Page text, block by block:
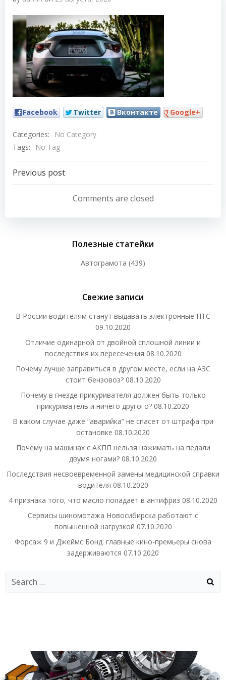
Facebook Twitter Вконтакте Google+
Categories:
No Category
Tags:
No Tag
Навигация
записям
Previous post
Comments are closed
Полезные статейки
Автограмота (439)
Свежие записи
В России водителям станут выдавать электронные ПТС
09.10.2020
Отличие одинарной от двойной сплошной линии и
последствия их пересечения 08.10.2020
Почему лучше заправиться в другом месте, если на АЗС
стоит бензовоз? 08.10.2020
Почему в гнезде прикуривателя должен быть только
прикуриватель и ничего другого? 08.10.2020
В каком случае даже “аварийка” не спасет от штрафа при
остановке 08.10.2020
Почему на машинах с АКПП нельзя нажимать на педали
двумя ногами? 08.10.2020
Последствия несвоевременной замены медицинской справки
водителя 08.10.2020
4 признака того, что масло попадает в антифриз 08.10.2020
Сервисы шиномотажа Новосибирска работают с
повышенной нагрузкой 07.10.2020
Форсаж 9 и Джеймс Бонд: главные кино-премьеры снова
задерживаются 07.10.2020
Search